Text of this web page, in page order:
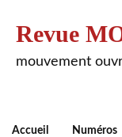
Revue
mouvement
Accueil Numéros